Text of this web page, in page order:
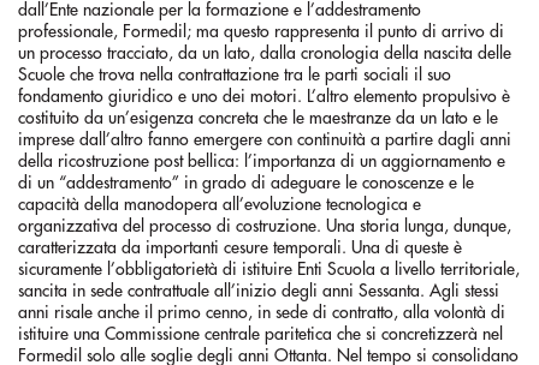
dall’Ente nazionale per la formazione e l’addestramento
professionale, Formedil; ma questo rappresenta il punto di arrivo di
un processo tracciato, da un lato, dalla cronologia della nascita delle
Scuole che trova nella contrattazione tra le parti sociali il suo
fondamento giuridico e uno dei motori. L’altro elemento propulsivo è
costituito da un’esigenza concreta che le maestranze da un lato e le
imprese dall’altro fanno emergere con continuità a partire dagli anni
della ricostruzione post bellica: l’importanza di un aggiornamento e
di un “addestramento” in grado di adeguare le conoscenze e le
capacità della manodopera all’evoluzione tecnologica e
organizzativa del processo di costruzione. Una storia lunga, dunque,
caratterizzata da importanti cesure temporali. Una di queste è
sicuramente l’obbligatorietà di istituire Enti Scuola a livello territoriale,
sancita in sede contrattuale all’inizio degli anni Sessanta. Agli stessi
anni risale anche il primo cenno, in sede di contratto, alla volontà di
istituire una Commissione centrale paritetica che si concretizzerà nel
Formedil solo alle soglie degli anni Ottanta. Nel tempo si consolidano